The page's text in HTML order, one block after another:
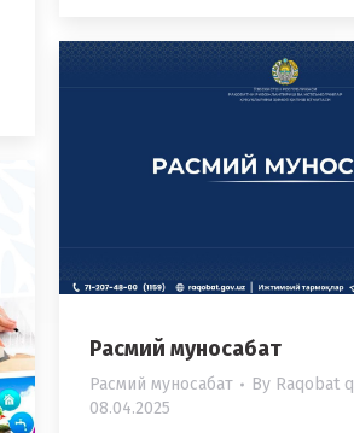
Расмий муносабат
Расмий муносабат By Raqobat
08.04.2025